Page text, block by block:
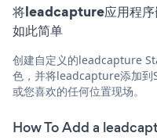
将leadcapture应用程
如此简单
创建自定义的leadcapture
色，并将leadcapture添加到
或您喜欢的任何位置现场。
How To Add a